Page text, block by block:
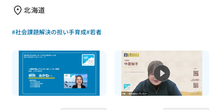
北海道
#社会課題解決の担い手育成#若者